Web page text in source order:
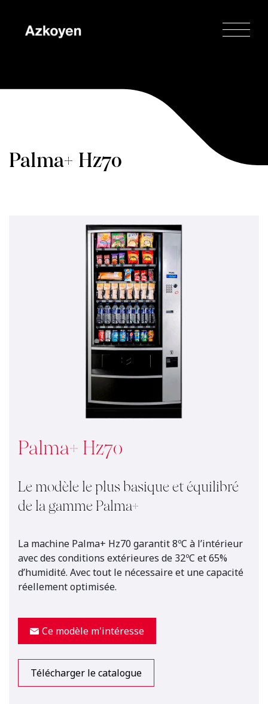
Palma+ Hz70
Palma+ Hz70
Le modèle le plus basique et équilibré
de la gamme Palma+
La machine Palma+ Hz70 garantit 8ºC à l’intérieur
avec des conditions extérieures de 32ºC et 65%
d’humidité. Avec tout le nécessaire et une capacité
réellement optimisée.
Ce modèle m'intéresse
Télécharger le catalogue